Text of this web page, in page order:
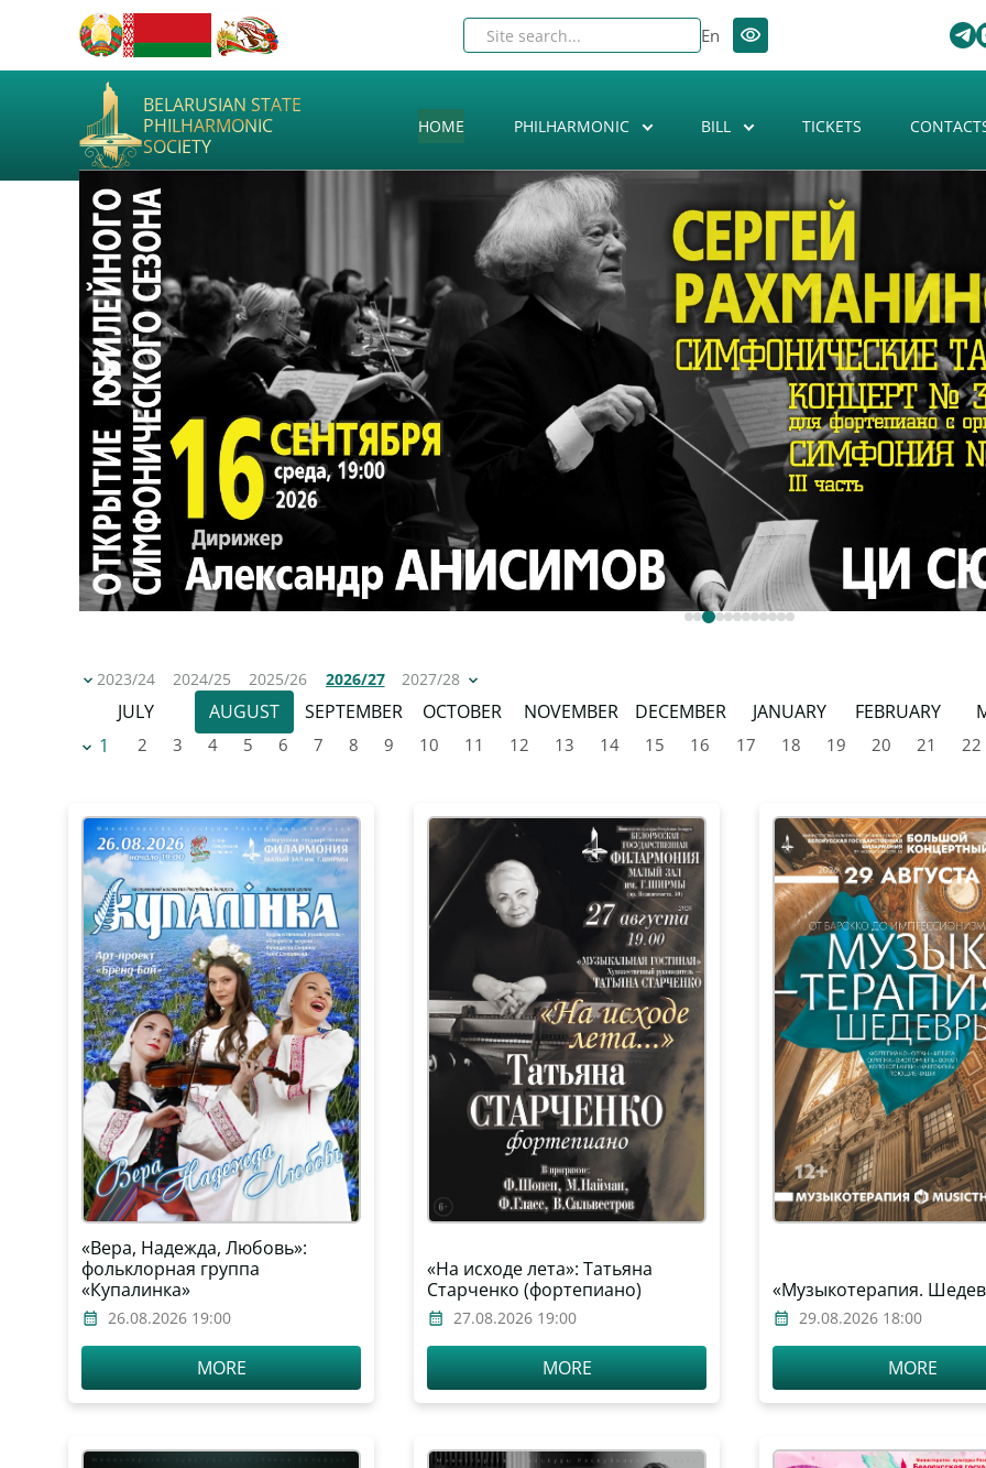
En
BELARUSIAN STATE
PHILHARMONIC
SOCIETY
HOME PHILHARMONIC BILL TICKETS
2023/24 2024/25 2025/26 2026/27 2027/28
JULY AUGUST SEPTEMBER OCTOBER NOVEMBER DECEMBER JANUARY FEBRUARY
1
2 3 4 5 6 7 8 9 10 11 12 13 14 15 16 17 18 19 20 21 22
«Вера, Надежда, Любовь»:
фольклорная группа
«Купалинка»
26.08.2026 19:00
MORE
«На исходе лета»: Татьяна
Старченко (фортепиано)
27.08.2026 19:00
MORE
«Музыкотерапия.
29.08.2026 18:00
MORE